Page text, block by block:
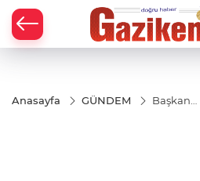
Anasayfa GÜNDEM
Başkan